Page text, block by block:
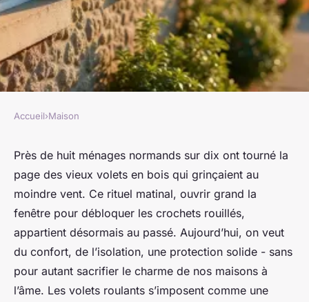
Les volets roulants en
normandie : un choix malin
pour votre confort
Aubine•20/05/2026 14:50• 9 min de lecture
Accueil›Maison
Près de huit ménages normands sur dix ont tourné la
page des vieux volets en bois qui grinçaient au
moindre vent. Ce rituel matinal, ouvrir grand la
fenêtre pour débloquer les crochets rouillés,
appartient désormais au passé. Aujourd’hui, on veut
du confort, de l’isolation, une protection solide - sans
pour autant sacrifier le charme de nos maisons à
l’âme. Les volets roulants s’imposent comme une